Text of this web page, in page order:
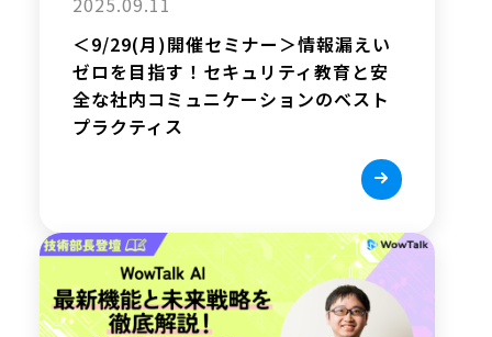
＜9/29(月)開催セミナー＞情報漏えい
ゼロを目指す！セキュリティ教育と安
全な社内コミュニケーションのベスト
プラクティス